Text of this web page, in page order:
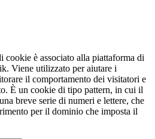
cookie è associato alla piattaforma di
Viene utilizzato per aiutare i
il comportamento dei visitatori e
È un cookie di tipo pattern, in cui il
breve serie di numeri e lettere, che
per il dominio che imposta il